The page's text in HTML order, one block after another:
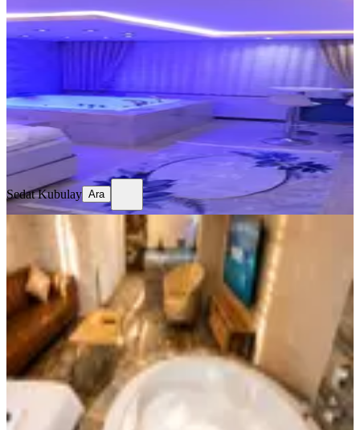
Ankara, Çankaya
1+1
07.08.2026
2.500 ₺
Sedat Kubulay
Sedat Kubulay Ara
YENİ
Ankara Günlük Kiralık Daire - 2
Kişilik Jakuzi - Merkezi Konum -
Sınırsız İnternet
Ankara, Çankaya
Stüdyo ·80 m²·4. Kat 07.08.2026
3.250 ₺